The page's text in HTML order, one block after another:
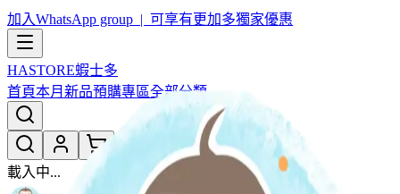
加入WhatsApp group | 可享有更加多獨家優惠
HASTORE蝦士多
首頁本月新品預購專區全部分類
載入中...